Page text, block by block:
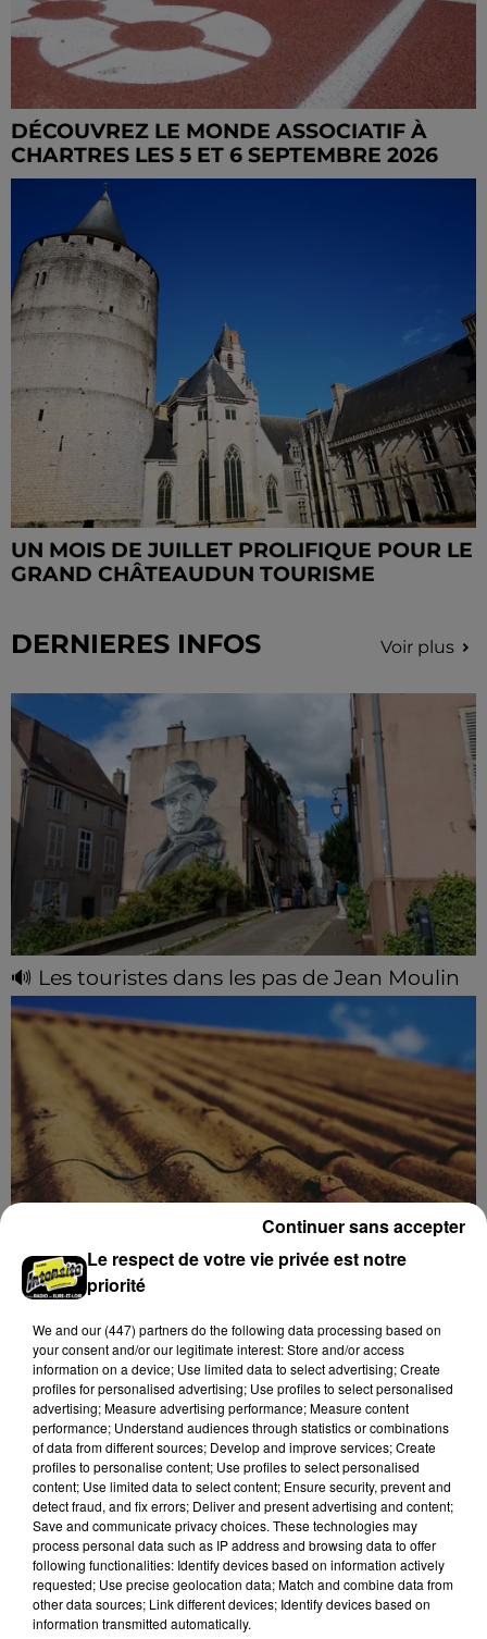
DÉCOUVREZ LE MONDE ASSOCIATIF À
CHARTRES LES 5 ET 6 SEPTEMBRE 2026
UN MOIS DE JUILLET PROLIFIQUE POUR LE
GRAND CHÂTEAUDUN TOURISME
DERNIERES INFOS Voir plus
🔊 Les touristes dans les pas de Jean Moulin
Le « tourisme de mémoire » s'invite dans les sorties
estivales de Chartres Tourisme.
Le SICTOM BBI collecte vos déchets
amiantés
La collecte se fait sous conditions et pour un nombre
limité de personnes, sur incription.
A LA UNE Voir plus
Le respect de votre vie privée est notre
priorité
We and our (447) partnersdo the following data processing based on
your consent and/or our legitimate interest: Store and/or access
information on a device; Use limited data to select advertising; Create
profiles for personalised advertising; Use profiles to select personalised
advertising; Measure advertising performance; Measure content
performance; Understand audiences through statistics or combinations
of data from different sources; Develop and improve services; Create
profiles to personalise content; Use profiles to select personalised
content; Use limited data to select content; Ensure security, prevent and
detect fraud, and fix errors; Deliver and present advertising and content;
Save and communicate privacy choices. These technologies may
process personal data such as IP address and browsing data to offer
following functionalities: Identify devices based on information actively
requested; Use precise geolocation data; Match and combine data from
other data sources; Link different devices; Identify devices based on
information transmitted automatically.
Continuer sans accepter